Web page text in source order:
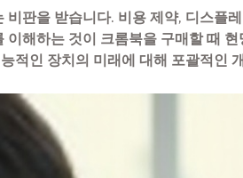
판을 받습니다. 비용 제약, 디스플
해하는 것이 크롬북을 구매할 때
적인 장치의 미래에 대해 포괄적인